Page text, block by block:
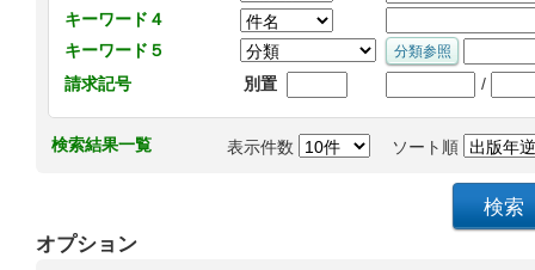
キーワード４
キーワード５
請求記号
別置 /
検索結果一覧 表示件数 ソート順
オプション